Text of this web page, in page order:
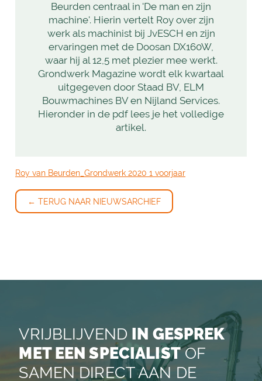
Beurden centraal in 'De man en zijn
machine'. Hierin vertelt Roy over zijn
werk als machinist bij JvESCH en zijn
ervaringen met de Doosan DX160W,
waar hij al 12,5 met plezier mee werkt.
Grondwerk Magazine wordt elk kwartaal
uitgegeven door Staad BV, ELM
Bouwmachines BV en Nijland Services.
Hieronder in de pdf lees je het volledige
artikel.
Roy van Beurden_Grondwerk 2020 1 voorjaar
← TERUG NAAR NIEUWSARCHIEF
VRIJBLIJVEND IN GESPREK
MET EEN SPECIALISTOF
SAMEN DIRECT AAN DE